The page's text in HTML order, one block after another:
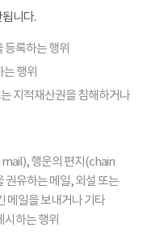
니다.
등록하는 행위
행위
지적재산권을 침해하거나
행운의 편지(chain
유하는 메일, 외설 또는
메일을 보내거나 기타
시하는 행위